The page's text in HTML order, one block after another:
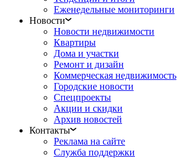
Еженедельные мониторинги
Новости
Новости недвижимости
Квартиры
Дома и участки
Ремонт и дизайн
Коммерческая недвижимость
Городские новости
Спецпроекты
Акции и скидки
Архив новостей
Контакты
Реклама на сайте
Служба поддержки